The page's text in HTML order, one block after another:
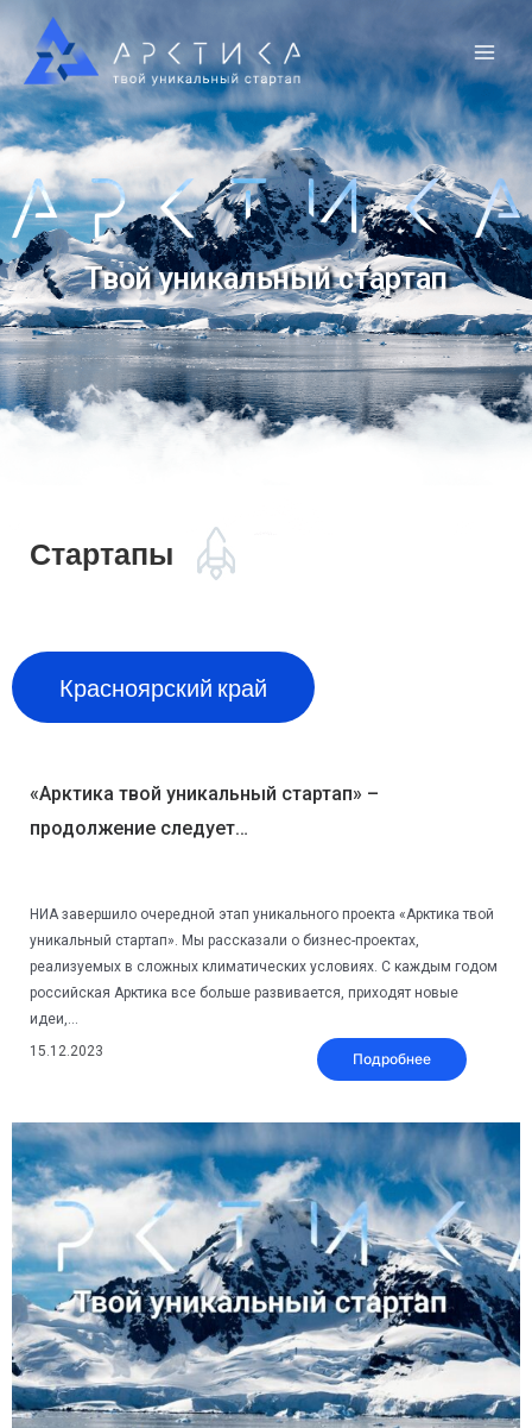
Твой уникальный стартап
Стартапы
Красноярский край
«Арктика твой уникальный стартап» –
продолжение следует…
НИА завершило очередной этап уникального проекта «Арктика твой
уникальный стартап». Мы рассказали о бизнес-проектах,
реализуемых в сложных климатических условиях. С каждым годом
российская Арктика все больше развивается, приходят новые
идеи,...
15.12.2023
Подробнее